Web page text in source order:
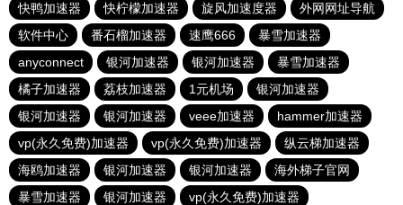
快鸭加速器
快柠檬加速器 旋风加速度器
外网网址导航
软件中心
番石榴加速器 速鹰666
暴雪加速器
anyconnect
银河加速器 银河加速器
暴雪加速器
橘子加速器
荔枝加速器 1元机场
银河加速器
银河加速器
银河加速器 veee加速器
hammer加速器
vp(永久免费)加速器
vp(永久免费)加速器
纵云梯加速器
海鸥加速器
银河加速器 银河加速器
海外梯子官网
暴雪加速器
银河加速器
vp(永久免费)加速器